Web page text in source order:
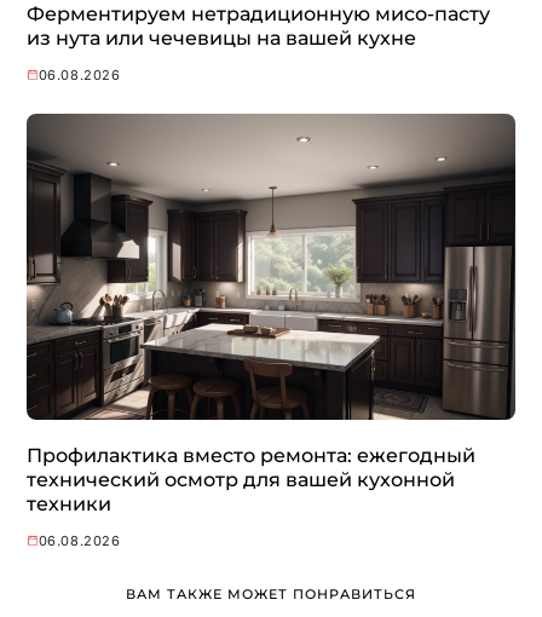
Ферментируем нетрадиционную мисо-пасту
из нута или чечевицы на вашей кухне
06.08.2026
Профилактика вместо ремонта: ежегодный
технический осмотр для вашей кухонной
техники
06.08.2026
ВАМ ТАКЖЕ МОЖЕТ ПОНРАВИТЬСЯ